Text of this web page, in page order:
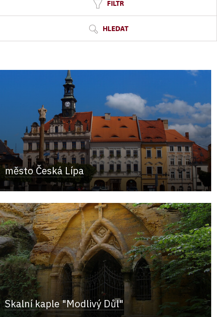
FILTR
HLEDAT
město Česká Lípa
Skalní kaple "Modlivý Důl"